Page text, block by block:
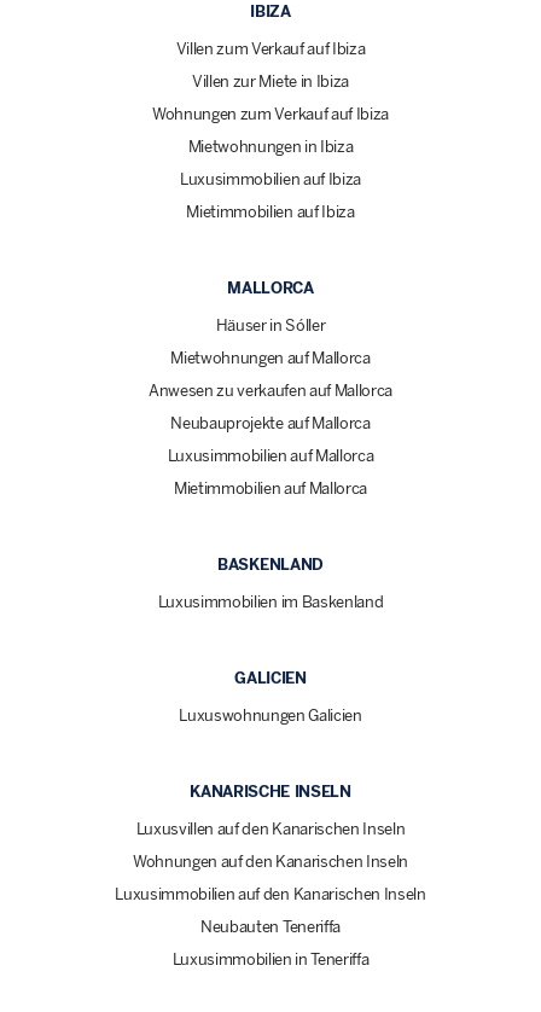
IBIZA
Villen zum Verkauf auf Ibiza
Villen zur Miete in Ibiza
Wohnungen zum Verkauf auf Ibiza
Mietwohnungen in Ibiza
Luxusimmobilien auf Ibiza
Mietimmobilien auf Ibiza
MALLORCA
Häuser in Sóller
Mietwohnungen auf Mallorca
Anwesen zu verkaufen auf Mallorca
Neubauprojekte auf Mallorca
Luxusimmobilien auf Mallorca
Mietimmobilien auf Mallorca
BASKENLAND
Luxusimmobilien im Baskenland
GALICIEN
Luxuswohnungen Galicien
KANARISCHE INSELN
Luxusvillen auf den Kanarischen Inseln
Wohnungen auf den Kanarischen Inseln
Luxusimmobilien auf den Kanarischen Inseln
Neubauten Teneriffa
Luxusimmobilien in Teneriffa